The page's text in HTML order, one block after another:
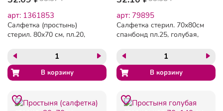
арт: 1361853
Салфетка (простынь)
стерил. 80x70 см, пл.20,
арт: 79895
Салфетка стерил. 70х80см
спанбонд пл.25, голубая,